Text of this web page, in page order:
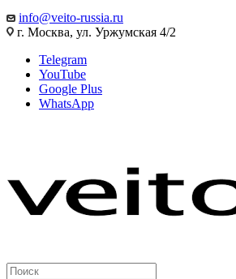
info@veito-russia.ru
г. Москва, ул. Уржумская 4/2
Telegram
YouTube
Google Plus
WhatsApp